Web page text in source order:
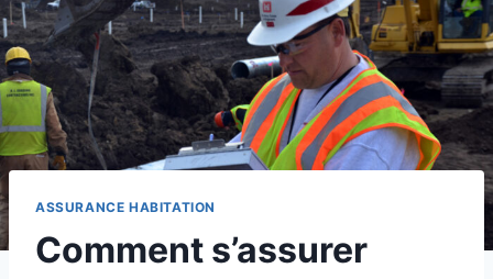
ASSURANCE HABITATION
Comment s’assurer